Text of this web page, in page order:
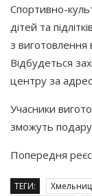
Спортивно-
дітей та
з
Відбудеться
центру за
Учасники
зможуть
Попередня
ТЕГИ: